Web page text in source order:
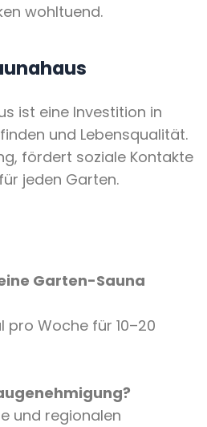
wohltuend.
ist eine Investition in
und Lebensqualität.
fördert soziale Kontakte
jeden Garten.
Garten-Sauna
pro Woche für 10–20
und regionalen